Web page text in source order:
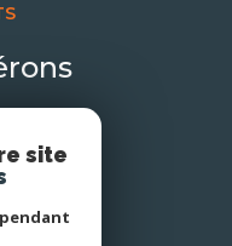
site